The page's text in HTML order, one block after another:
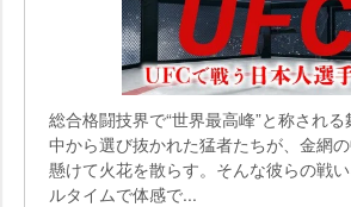
総合格闘技界で“世界最高峰”と称され
中から選び抜かれた猛者たちが、金網
懸けて火花を散らす。そんな彼らの戦
ルタイムで体感で...